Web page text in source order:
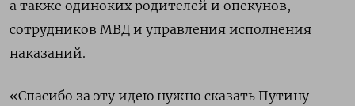
а также одиноких родителей и опекунов,
сотрудников МВД и управления исполнения
наказаний.
«Спасибо за эту идею нужно сказать Путину